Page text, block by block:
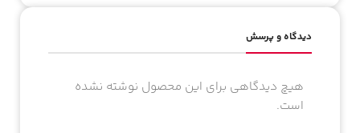
دیدگاه و پرسش
هیچ دیدگاهی برای این محصول نوشته نشده
است.